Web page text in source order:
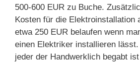
500-600 EUR zu Buche.
Kosten für die Elektroinstallation
etwa 250 EUR belaufen wenn
einen Elektriker installieren
jeder der Handwerklich begabt